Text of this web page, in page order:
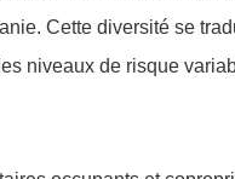
Cette diversité se
niveaux de risque